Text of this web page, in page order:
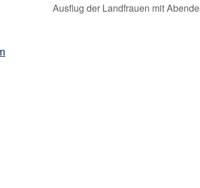
Ausflug der Landfrauen mit